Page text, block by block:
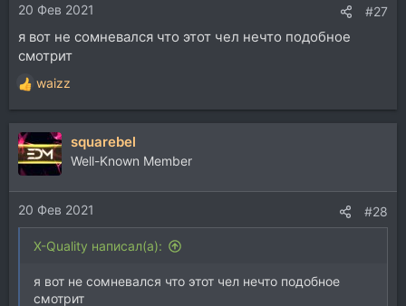
20 Фев 2021 #27
я вот не сомневался что этот чел нечто подобное
смотрит
Р
е
а
к
ц
и
и
:
waizz
squarebel
Well-Known Member
20 Фев 2021 #28
X-Quality написал(а):
я вот не сомневался что этот чел нечто подобное
смотрит